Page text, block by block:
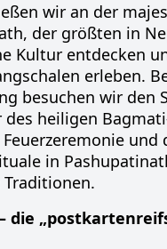
wir an der
der größten in
Kultur entdecken
erleben.
besuchen wir den
des heiligen
und
in
die